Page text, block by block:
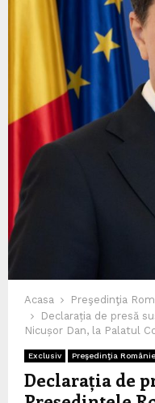
Acasa
Preşedinţia
Declarația de presă
Nicușor Dan, la Palatul
Exclusiv Preşedinţia
Declarația de